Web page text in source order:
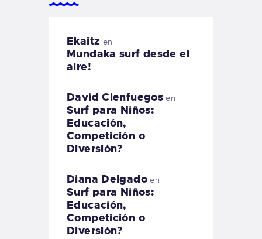
Ekaitz en
Mundaka surf desde el
aire!
David Cienfuegos en
Surf para Niños:
Educación,
Competición o
Diversión?
Diana Delgadoen
Surf para Niños:
Educación,
Competición o
Diversión?